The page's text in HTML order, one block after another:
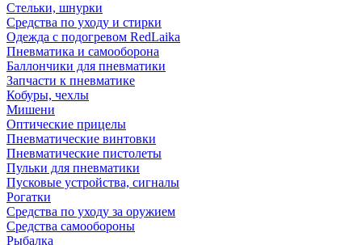
Стельки, шнурки
Средства по уходу и стирки
Одежда с подогревом RedLaika
Пневматика и самооборона
Баллончики для пневматики
Запчасти к пневматике
Кобуры, чехлы
Мишени
Оптические прицелы
Пневматические винтовки
Пневматические пистолеты
Пульки для пневматики
Пусковые устройства, сигналы
Рогатки
Средства по уходу за оружием
Средства самообороны
Рыбалка